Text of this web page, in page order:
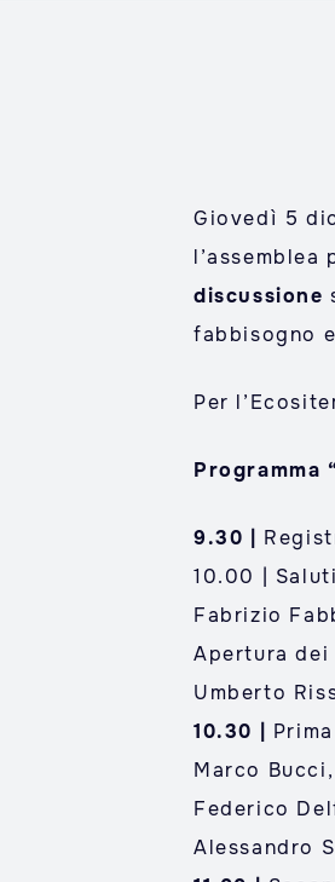
Giovedì 5
discussione
fabbisogno
Per
Programma
9.30 |
10.00 |
Fabrizio
Apertura dei
Umberto
10.30 |
Marco
Federico
Alessandro